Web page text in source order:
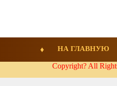
НА ГЛАВНУЮ
Copyright? All